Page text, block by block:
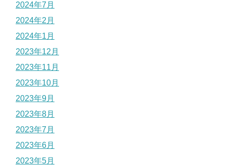
2024年7月
2024年2月
2024年1月
2023年12月
2023年11月
2023年10月
2023年9月
2023年8月
2023年7月
2023年6月
2023年5月